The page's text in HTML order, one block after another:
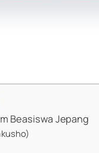
Beasiswa Jepang